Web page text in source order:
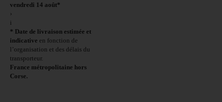
vendredi 14 août*
›
i
* Date de livraison estimée et
indicative en fonction de
l’organisation et des délais du
transporteur.
France métropolitaine hors
Corse.